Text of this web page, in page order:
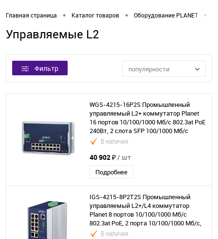
Главная страница • Каталог товаров • Оборудование PLANET •
Управляемые L2
Фильтр популярности
WGS-4215-16P2S Промышленный
управляемый L2+ коммутатор Planet
16 портов 10/100/1000 Мб/с 802.3at PoE
240Вт, 2 слота SFP 100/1000 Мб/с
В наличии
40 902 ₽/ шт
Подробнее
IGS-4215-8P2T2S Промышленный
управляемый L2+/L4 коммутатор
Planet 8 портов 10/100/1000 Мб/с
802.3at PoE, 2 порта 10/100/1000 Мб/с,
2 слота SFP 100/1000 Мб/с
В наличии